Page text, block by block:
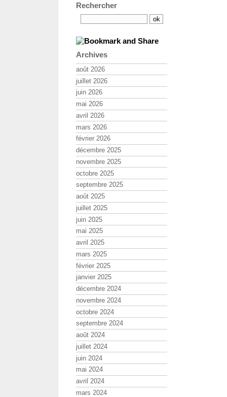
Rechercher
Archives
août 2026
juillet 2026
juin 2026
mai 2026
avril 2026
mars 2026
février 2026
décembre 2025
novembre 2025
octobre 2025
septembre 2025
août 2025
juillet 2025
juin 2025
mai 2025
avril 2025
mars 2025
février 2025
janvier 2025
décembre 2024
novembre 2024
octobre 2024
septembre 2024
août 2024
juillet 2024
juin 2024
mai 2024
avril 2024
mars 2024